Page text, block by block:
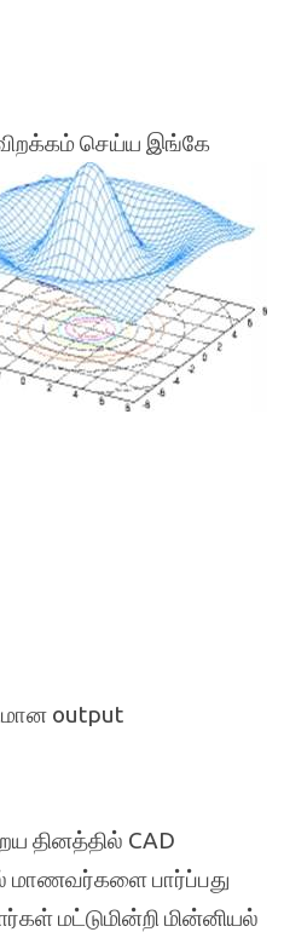
செய்ய இங்கே
output
தினத்தில் CAD
மாணவர்களை பார்ப்பது
மட்டுமின்றி மின்னியல்